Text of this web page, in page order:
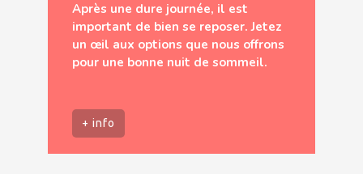
Après une dure journée, il est
important de bien se reposer. Jetez
un œil aux options que nous offrons
pour une bonne nuit de sommeil.
+ info